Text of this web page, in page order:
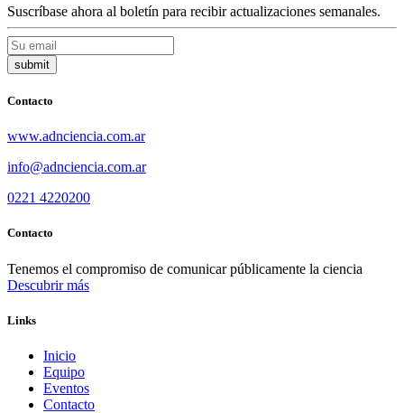
Suscríbase ahora al boletín para recibir actualizaciones semanales.
Contacto
www.adnciencia.com.ar
info@adnciencia.com.ar
0221 4220200
Contacto
Tenemos el compromiso de comunicar públicamente la ciencia
Descubrir más
Links
Inicio
Equipo
Eventos
Contacto